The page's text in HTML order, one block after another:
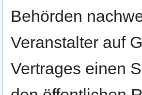
Behörden
Veranstalter auf
Vertrages einen